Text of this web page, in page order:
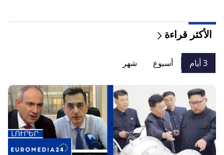
الأكثر قراءة
3 أيام أسبوع شهر